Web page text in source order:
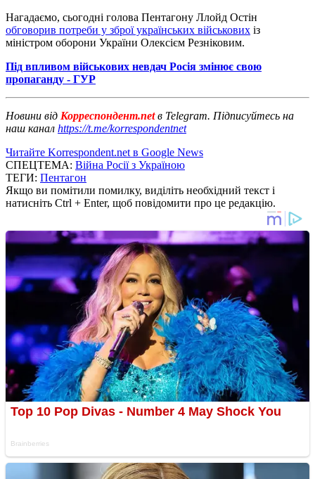
Нагадаємо, сьогодні голова Пентагону Ллойд Остін
обговорив потреби у зброї українських військових із
міністром оборони України Олексієм Резніковим.
Під впливом військових невдач Росія змінює свою
пропаганду - ГУР
Новини від Корреспондент.netв Telegram. Підписуйтесь на
наш канал https://t.me/korrespondentnet
Читайте Korrespondent.net в Google News
СПЕЦТЕМА: Війна Росії з Україною
ТЕГИ: Пентагон
Якщо ви помітили помилку, виділіть необхідний текст і
натисніть Ctrl + Enter, щоб повідомити про це редакцію.